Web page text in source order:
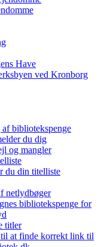
Have
ved Kronborg
bibliotekspenge
du dig
og mangler
du din titelliste
netlydbøger
bibliotekspenge for
titler
at finde korrekt link til